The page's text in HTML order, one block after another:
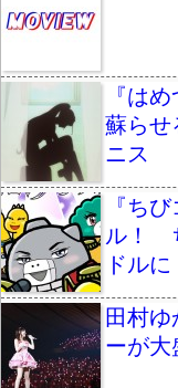
『は
蘇らせ
ニス
『ち
ル！
ドルに
田村
ーが大